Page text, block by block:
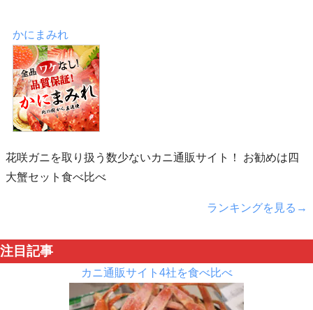
かにまみれ
花咲ガニを取り扱う数少ないカニ通販サイト！ お勧めは四
大蟹セット食べ比べ
ランキングを見る→
注目記事
カニ通販サイト4社を食べ比べ